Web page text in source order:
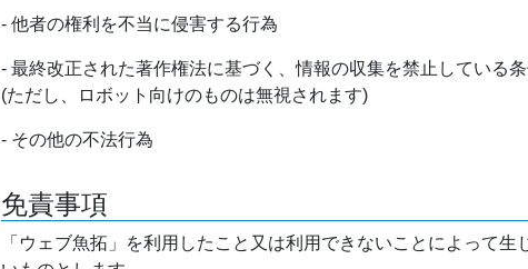
- 他者の権利を不当に侵害する行為
- 最終改正された著作権法に基づく、情報の収集を禁止している
(ただし、ロボット向けのものは無視されます)
- その他の不法行為
免責事項
「ウェブ魚拓」を利用したこと又は利用できないことによって